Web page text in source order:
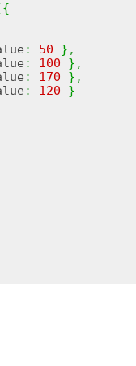
{
: 50 } ,
: 100 } ,
: 170 } ,
: 120
}